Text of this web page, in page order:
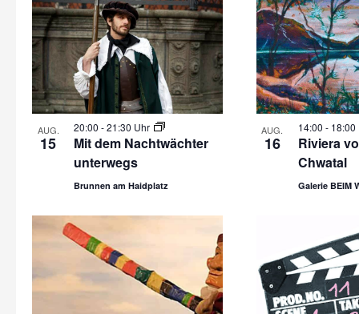
AUG.
15
20:00 -21:30 Uhr
Mit dem Nachtwächter
unterwegs
Brunnen am Haidplatz
AUG.
16
14:00 -
Riviera
Chwatal
Galerie BEIM